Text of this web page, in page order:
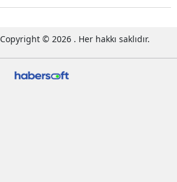
Copyright © 2026 . Her hakkı saklıdır.